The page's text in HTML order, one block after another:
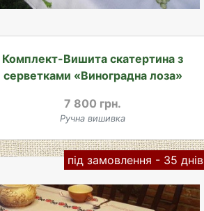
Комплект-Вишита скатертина з
серветками «Виноградна лоза»
7 800 грн.
Ручна вишивка
під замовлення - 35 днів